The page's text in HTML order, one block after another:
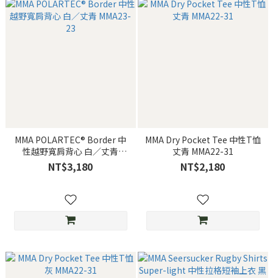
MMA POLARTEC® Border 中
性越野寬肩背心 白／丈青
MMA23-23
NT$3,180
MMA Dry Pocket Tee 中性T恤
丈青 MMA22-31
NT$2,180